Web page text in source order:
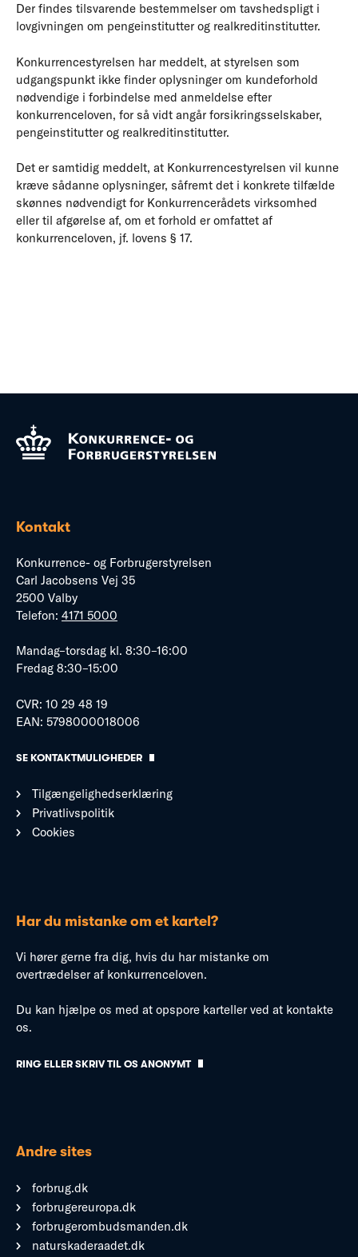
Der findes tilsvarende bestemmelser om tavshedspligt i
lovgivningen om pengeinstitutter og realkreditinstitutter.
Konkurrencestyrelsen har meddelt, at styrelsen som
udgangspunkt ikke finder oplysninger om kundeforhold
nødvendige i forbindelse med anmeldelse efter
konkurrenceloven, for så vidt angår forsikringsselskaber,
pengeinstitutter og realkreditinstitutter.
Det er samtidig meddelt, at Konkurrencestyrelsen vil kunne
kræve sådanne oplysninger, såfremt det i konkrete tilfælde
skønnes nødvendigt for Konkurrencerådets virksomhed
eller til afgørelse af, om et forhold er omfattet af
konkurrenceloven, jf. lovens § 17.
Kontakt
Konkurrence- og Forbrugerstyrelsen
Carl Jacobsens Vej 35
2500 Valby
Telefon: 4171 5000
Mandag–torsdag kl. 8:30–16:00
Fredag 8:30–15:00
CVR: 10 29 48 19
EAN: 5798000018006
SE KONTAKTMULIGHEDER
Tilgængelighedserklæring
Privatlivspolitik
Cookies
Har du mistanke om et kartel?
Vi hører gerne fra dig, hvis du har mistanke om
overtrædelser af konkurrenceloven.
Du kan hjælpe os med at opspore karteller ved at kontakte
os.
RING ELLER SKRIV TIL OS ANONYMT
Andre sites
forbrug.dk
forbrugereuropa.dk
forbrugerombudsmanden.dk
naturskaderaadet.dk